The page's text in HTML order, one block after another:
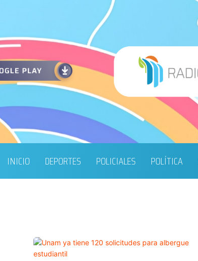
INICIO DEPORTES POLICIALES POLÍTICA